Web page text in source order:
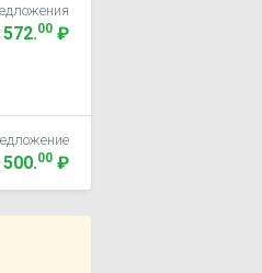
572.00 ₽
500.00 ₽